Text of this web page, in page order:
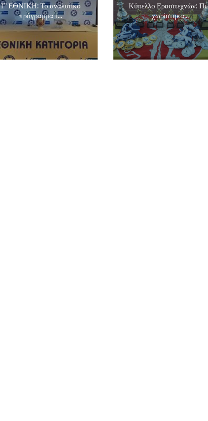
Γ' ΕΘΝΙΚΗ: Το αναλυτικό
πρόγραμμα τ...
Κύπελλο Ερασιτεχνών:
χωρίστηκα...